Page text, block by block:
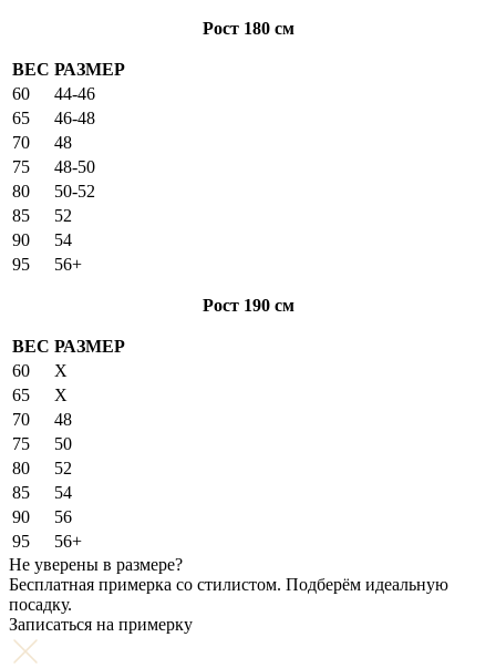
Рост 180 см
ВЕС РАЗМЕР
60
44-46
65
46-48
70
48
75
48-50
80
50-52
85
52
90
54
95
56+
Рост 190 см
ВЕС РАЗМЕР
60
X
65
X
70
48
75
50
80
52
85
54
90
56
95
56+
Не уверены в размере?
Бесплатная примерка со стилистом. Подберём идеальную
посадку.
Записаться на примерку